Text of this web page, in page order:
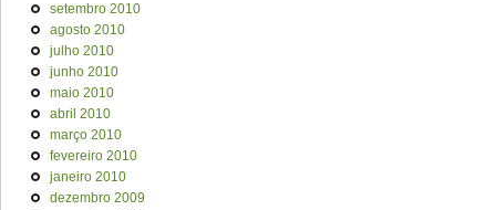
setembro 2010
agosto 2010
julho 2010
junho 2010
maio 2010
abril 2010
março 2010
fevereiro 2010
janeiro 2010
dezembro 2009